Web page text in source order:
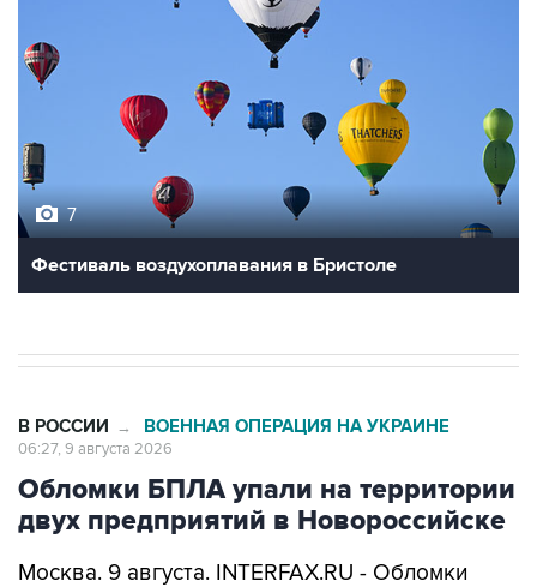
7
Фестиваль воздухоплавания в Бристоле
В РОССИИ → ВОЕННАЯ ОПЕРАЦИЯ НА УКРАИНЕ
06:27, 9 августа 2026
Обломки БПЛА упали на территории
двух предприятий в Новороссийске
Москва. 9 августа. INTERFAX.RU - Обломки